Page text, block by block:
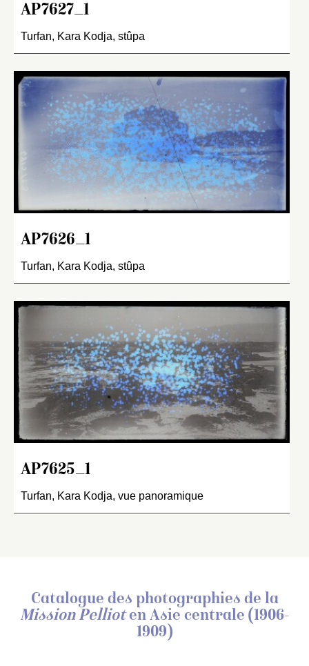
AP7627_1
Turfan, Kara Kodja, stûpa
AP7626_1
Turfan, Kara Kodja, stûpa
AP7625_1
Turfan, Kara Kodja, vue panoramique
Catalogue des photographies de la
Mission Pellioten Asie centrale (1906-
1909)